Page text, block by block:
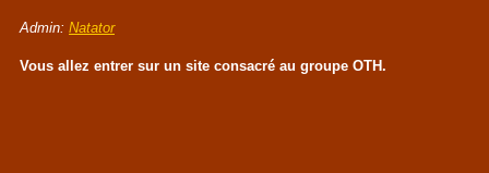
Admin: Natator
Vous allez entrer sur un site consacré au groupe OTH.